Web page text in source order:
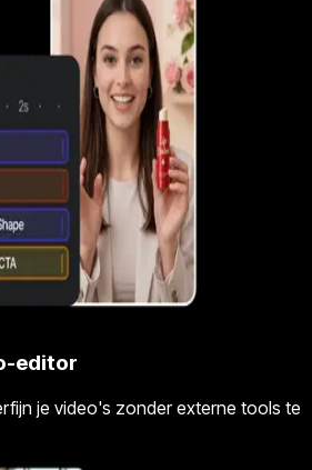
editor
je video's zonder externe tools te